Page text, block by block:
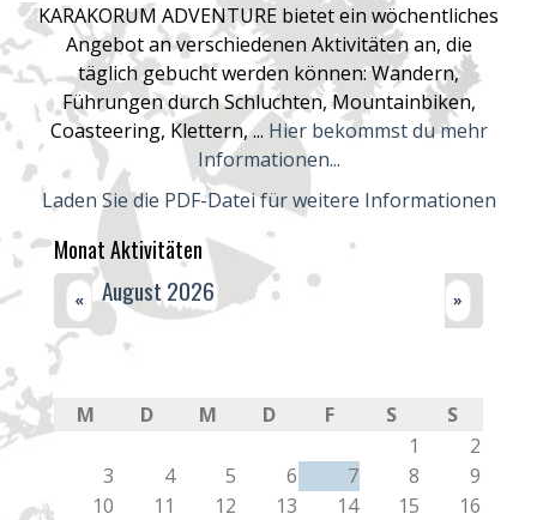
KARAKORUM ADVENTURE bietet ein wöchentliches
Angebot an verschiedenen Aktivitäten an, die
täglich gebucht werden können: Wandern,
Führungen durch Schluchten, Mountainbiken,
Coasteering, Klettern, ... Hier bekommst du mehr
Informationen...
Laden Sie die PDF-Datei für weitere Informationen
Monat Aktivitäten
August 2026
« »
M D M D F S
S
1
2
3
4 5 6 7 8
9
10
11 12 13 14 15
16